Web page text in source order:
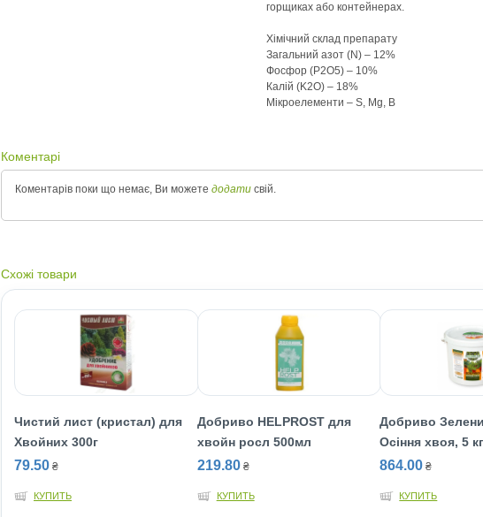
горщиках або контейнерах.
Хімічний склад препарату
Загальний азот (N) – 12%
Фосфор (P2O5) – 10%
Калій (K2O) – 18%
Мікроелементи – S, Mg, B
Коментарі
Коментарів поки що немає, Ви можете додати свій.
Схожі товари
Чистий лист (кристал) для
Хвойних 300г
79.50 ₴
КУПИТЬ
Добриво HELPROST для
хвойн росл 500мл
219.80 ₴
КУПИТЬ
Добриво
Осіння хвоя, 5 кг
864.00 ₴
КУПИТЬ